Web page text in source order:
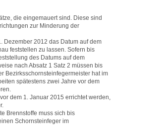
die eingemauert sind. Diese sind
zur Minderung der
2012 das Datum auf dem
feststellen zu lassen. Sofern bis
des Datums auf dem
nach Absatz 1 Satz 2 müssen bis
Bezirksschornsteinfegermeister hat im
spätestens zwei Jahre vor dem
dem 1. Januar 2015 errichtet werden,
Brennstoffe muss sich bis
Schornsteinfeger im